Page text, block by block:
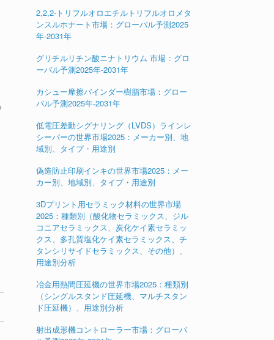
2,2,2-トリフルオロエチルトリフルオロメタ
ンスルホナート市場：グローバル予測2025
年-2031年
グリチルリチン酸ニナトリウム 市場：グロ
ーバル予測2025年-2031年
カシュー摩擦バインダー樹脂市場：グロー
バル予測2025年-2031年
低電圧差動シグナリング（LVDS）ラインレ
シーバーの世界市場2025：メーカー別、地
域別、タイプ・用途別
偽造防止印刷インキの世界市場2025：メー
カー別、地域別、タイプ・用途別
3Dプリント用セラミック材料の世界市場
2025：種類別（酸化物セラミックス、ジル
コニアセラミックス、炭化ケイ素セラミッ
クス、多孔質塩化ケイ素セラミックス、チ
タンシリサイドセラミックス、その他）、
用途別分析
冶金用熱間圧延機の世界市場2025：種類別
（シングルスタンド圧延機、マルチスタン
ド圧延機）、用途別分析
射出成形機コントローラー市場：グローバ